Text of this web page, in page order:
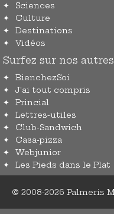
Sciences
Culture
Destinations
Vidéos
Surfez sur nos
BienchezSoi
J'ai tout compris
Princial
Lettres-utiles
Club-Sandwich
Casa-pizza
Webjunior
Les Pieds dans le Plat
© 2008-2026 Palmeris